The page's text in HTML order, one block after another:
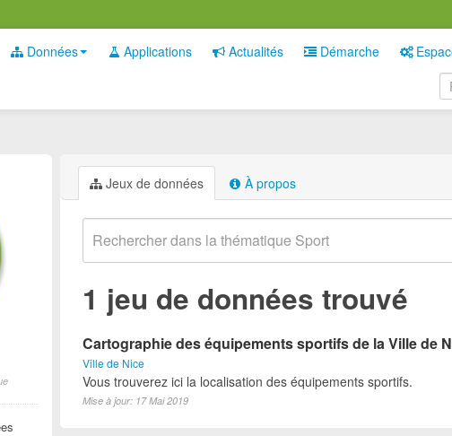
Données Applications Actualités Démarche
Jeux de données À propos
1 jeu de données trouvé
Cartographie des équipements sportifs de la Ville de
Ville de Nice
Vous trouverez ici la localisation des équipements sportifs.
Mise à jour: 17 Mai 2019